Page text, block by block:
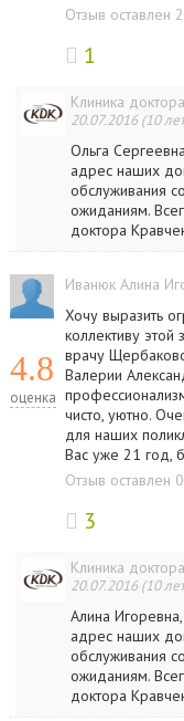
Отзыв оставлен
1
Клиника
20.07.2016 (10
Ольга
адрес наших
обслуживания
ожиданиям.
доктора
4.8
оценка
Иванюк Алина
Хочу выразить
коллективу этой
врачу
Валерии
чисто, уютно.
для наших
Вас уже 21 год,
Отзыв оставлен
3
Клиника
20.07.2016 (10
Алина
адрес наших
обслуживания
ожиданиям.
доктора